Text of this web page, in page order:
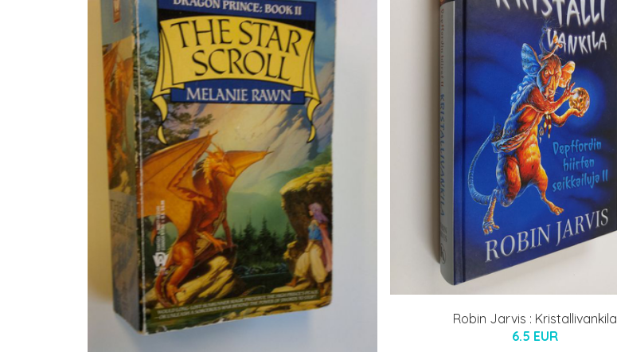
Robin Jarvis : Kristallivankila
6.5 EUR